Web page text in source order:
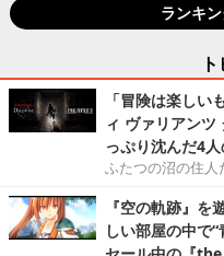
ランキ
「冒険は楽しい
ィ ヴァリアン
っぷり沈んだ4
ふたつの沼の住人
『空の軌跡』を
しい部屋の中で